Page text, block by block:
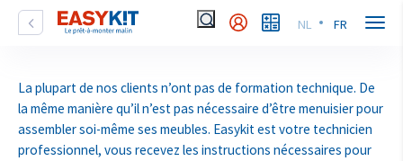
NL FR
La plupart de nos clients n’ont pas de formation technique. De
la même manière qu’il n’est pas nécessaire d’être menuisier pour
assembler soi-même ses meubles. Easykit est votre technicien
professionnel, vous recevez les instructions nécessaires pour